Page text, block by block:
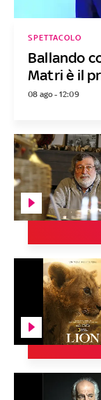
Ballando
Matri è il
SPETTACOLO
08 ago - 12:09